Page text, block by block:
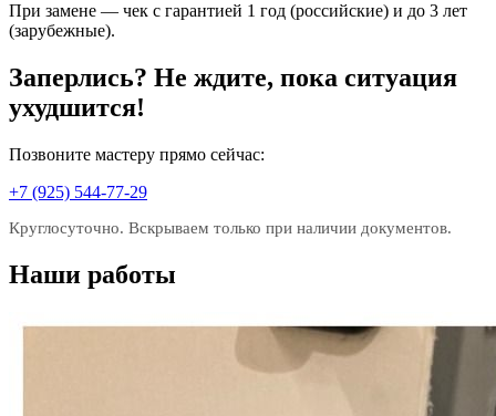
При замене — чек с гарантией 1 год (российские) и до 3 лет
(зарубежные).
Заперлись? Не ждите, пока ситуация
ухудшится!
Позвоните мастеру прямо сейчас:
+7 (925) 544-77-29
Круглосуточно. Вскрываем только при наличии документов.
Наши работы